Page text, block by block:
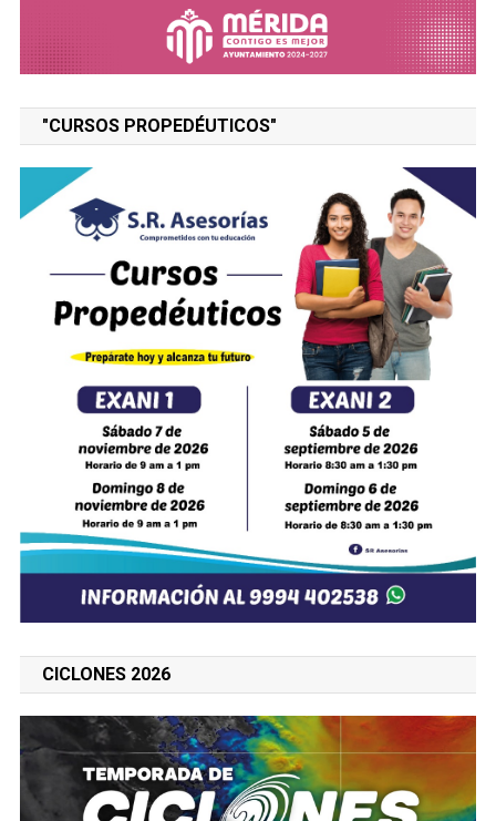
"CURSOS PROPEDÉUTICOS"
CICLONES 2026